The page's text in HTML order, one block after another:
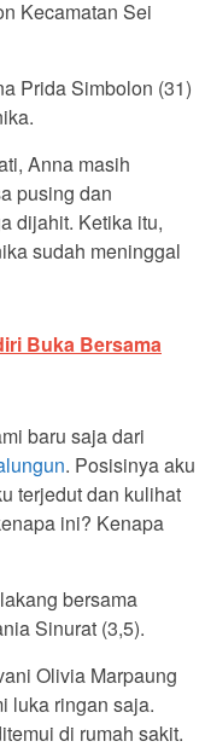
Kecamatan Sei
Prida Simbolon (31)
Anna masih
pusing dan
dijahit. Ketika itu,
sudah meninggal
Buka Bersama
baru saja dari
. Posisinya aku
terjedut dan kulihat
ini? Kenapa
bersama
Sinurat (3,5).
Olivia Marpaung
luka ringan saja.
di rumah sakit.